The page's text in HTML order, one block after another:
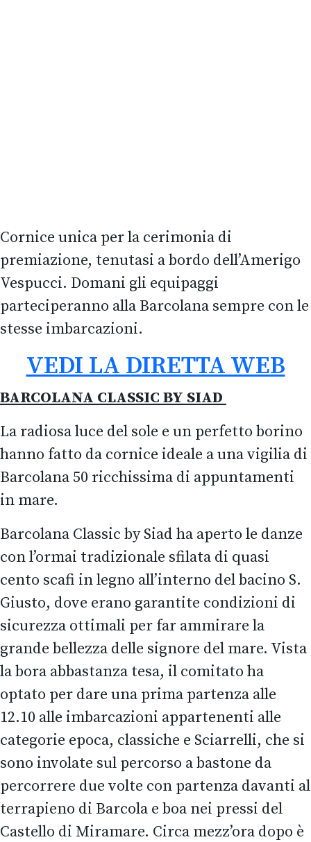
Cornice unica per la cerimonia di
premiazione, tenutasi a bordo dell’Amerigo
Vespucci. Domani gli equipaggi
parteciperanno alla Barcolana sempre con le
stesse imbarcazioni.
VEDI LA DIRETTA WEB
BARCOLANA CLASSIC BY SIAD
La radiosa luce del sole e un perfetto borino
hanno fatto da cornice ideale a una vigilia di
Barcolana 50 ricchissima di appuntamenti
in mare.
Barcolana Classic by Siad ha aperto le danze
con l’ormai tradizionale sfilata di quasi
cento scafi in legno all’interno del bacino S.
Giusto, dove erano garantite condizioni di
sicurezza ottimali per far ammirare la
grande bellezza delle signore del mare. Vista
la bora abbastanza tesa, il comitato ha
optato per dare una prima partenza alle
12.10 alle imbarcazioni appartenenti alle
categorie epoca, classiche e Sciarrelli, che si
sono involate sul percorso a bastone da
percorrere due volte con partenza davanti al
terrapieno di Barcola e boa nei pressi del
Castello di Miramare. Circa mezz’ora dopo è